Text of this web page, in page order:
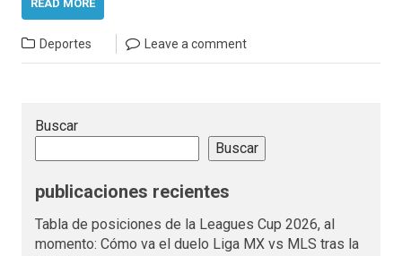
READ MORE
Deportes Leave a comment
Buscar
Buscar
publicaciones recientes
Tabla de posiciones de la Leagues Cup 2026, al
momento: Cómo va el duelo Liga MX vs MLS tras la